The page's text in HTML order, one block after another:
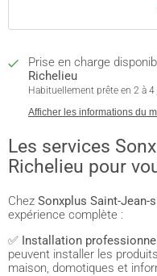
Prise en charge
Richelieu
Habituellement prête en 2 à
Afficher les informations du
Les services
Richelieu pour
Chez Sonxplus Saint-Jean-
expérience complète :
✅ Installation
peuvent installer les
maison, domotiques et